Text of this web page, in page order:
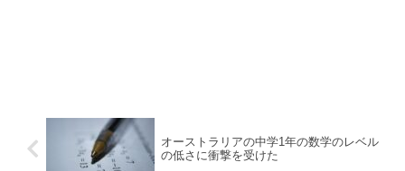
オーストラリアの中学1年の数学のレベル
の低さに衝撃を受けた